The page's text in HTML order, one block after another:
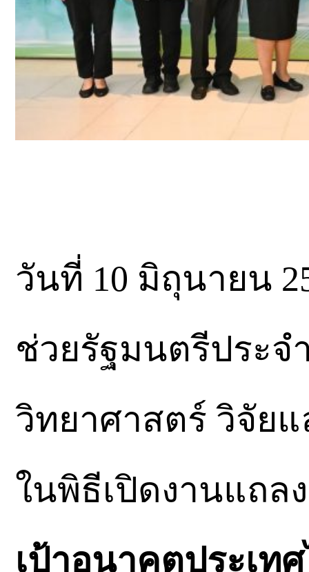
วันที่ 10 มิถุนายน
ช่วยรัฐมนตรีประจ
วิทยาศาสตร์ วิจัย
ในพิธีเปิดงานแถล
เป้าอนาคตประเท